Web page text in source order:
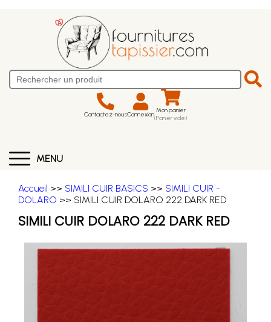
Contactez-nousConnexion Mon panier
(Panier vide)
MENU
Accueil >> SIMILI CUIR BASICS >> SIMILI CUIR -
DOLARO >> SIMILI CUIR DOLARO 222 DARK RED
SIMILI CUIR DOLARO 222 DARK RED